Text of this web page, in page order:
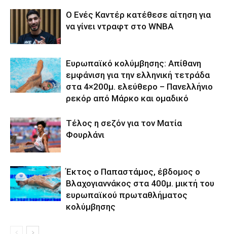
Ο Ενές Καντέρ κατέθεσε αίτηση για
να γίνει ντραφτ στο WNBA
Ευρωπαϊκό κολύμβησης: Απίθανη
εμφάνιση για την ελληνική τετράδα
στα 4×200μ. ελεύθερο – Πανελλήνιο
ρεκόρ από Μάρκο και ομαδικό
Τέλος η σεζόν για τον Ματία
Φουρλάνι
Έκτος ο Παπαστάμος, έβδομος ο
Βλαχογιαννάκος στα 400μ. μικτή του
ευρωπαϊκού πρωταθλήματος
κολύμβησης